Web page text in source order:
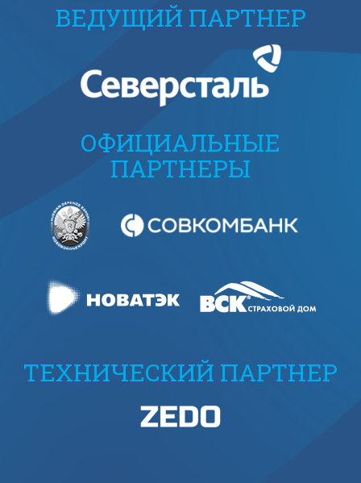
ВЕДУЩИЙ ПАРТНЕР
ОФИЦИАЛЬНЫЕ
ПАРТНЕРЫ
ТЕХНИЧЕСКИЙ ПАРТНЕР